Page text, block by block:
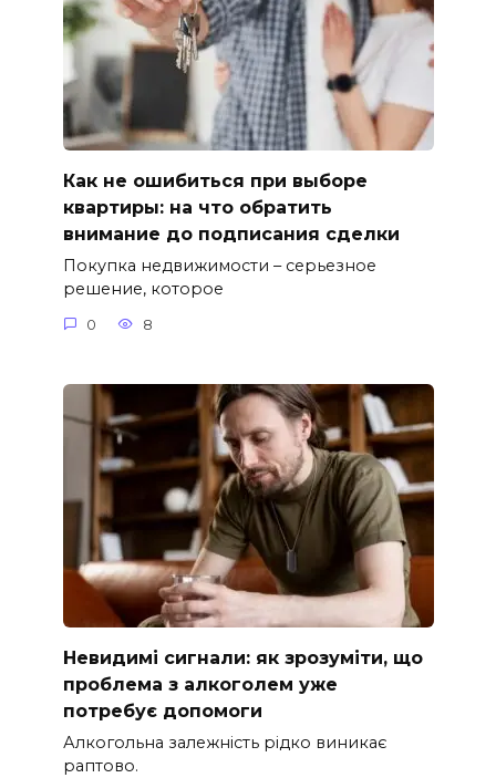
Как не ошибиться при выборе
квартиры: на что обратить
внимание до подписания сделки
Покупка недвижимости – серьезное
решение, которое
0 8
Невидимі сигнали: як зрозуміти, що
проблема з алкоголем уже
потребує допомоги
Алкогольна залежність рідко виникає
раптово.